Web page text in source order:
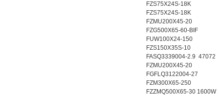
FZS75X24S-18K
FZS75X24S-18K
FZMU200X45-20
FZG500X65-60-BIF
FUW100X24-150
FZS150X35S-10
FASQ3339004-2.9 47072
FZMU200X45-20
FGFLQ3122004-27
FZM300X65-250
FZZMQ500X65-30 1600W